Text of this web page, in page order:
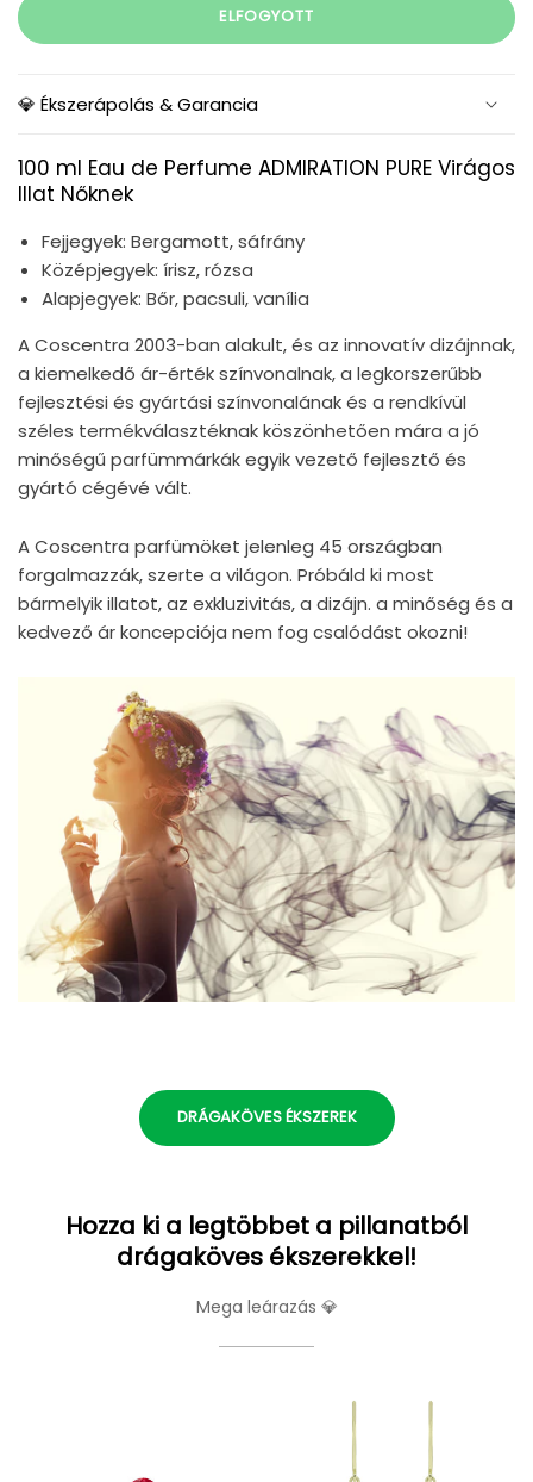
ELFOGYOTT
💎 Ékszerápolás & Garancia
100 ml Eau de Perfume ADMIRATION PURE Virágos
Illat Nőknek
Fejjegyek: Bergamott, sáfrány
Középjegyek: írisz, rózsa
Alapjegyek: Bőr, pacsuli, vanília
A Coscentra 2003-ban alakult, és az innovatív dizájnnak,
a kiemelkedő ár-érték színvonalnak, a legkorszerűbb
fejlesztési és gyártási színvonalának és a rendkívül
széles termékválasztéknak köszönhetően mára a jó
minőségű parfümmárkák egyik vezető fejlesztő és
gyártó cégévé vált.
A Coscentra parfümöket jelenleg 45 országban
forgalmazzák, szerte a világon. Próbáld ki most
bármelyik illatot, az exkluzivitás, a dizájn. a minőség és a
kedvező ár koncepciója nem fog csalódást okozni!
DRÁGAKÖVES ÉKSZEREK
Hozza ki a legtöbbet a pillanatból
drágaköves ékszerekkel!
Mega leárazás 💎